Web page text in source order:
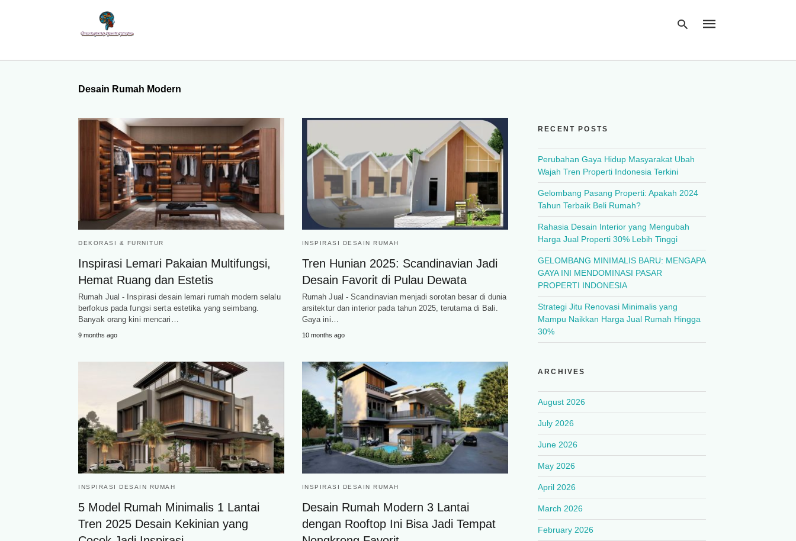
Desain Rumah Modern
DEKORASI & FURNITUR
Inspirasi Lemari Pakaian Multifungsi,
Hemat Ruang dan Estetis
Rumah Jual - Inspirasi desain lemari rumah modern selalu
berfokus pada fungsi serta estetika yang seimbang.
Banyak orang kini mencari…
9 months ago
INSPIRASI DESAIN RUMAH
Tren Hunian 2025: Scandinavian Jadi
Desain Favorit di Pulau Dewata
Rumah Jual - Scandinavian menjadi sorotan besar di dunia
arsitektur dan interior pada tahun 2025, terutama di Bali.
Gaya ini…
10 months ago
INSPIRASI DESAIN RUMAH
5 Model Rumah Minimalis 1 Lantai
Tren 2025 Desain Kekinian yang
INSPIRASI DESAIN RUMAH
Desain Rumah Modern 3 Lantai
dengan Rooftop Ini Bisa Jadi Tempat
RECENT POSTS
Perubahan Gaya Hidup Masyarakat Ubah
Wajah Tren Properti Indonesia Terkini
Gelombang Pasang Properti: Apakah 2024
Tahun Terbaik Beli Rumah?
Rahasia Desain Interior yang Mengubah
Harga Jual Properti 30% Lebih Tinggi
GELOMBANG MINIMALIS BARU: MENGAPA
GAYA INI MENDOMINASI PASAR
PROPERTI INDONESIA
Strategi Jitu Renovasi Minimalis yang
Mampu Naikkan Harga Jual Rumah Hingga
30%
ARCHIVES
August 2026
July 2026
June 2026
May 2026
April 2026
March 2026
February 2026